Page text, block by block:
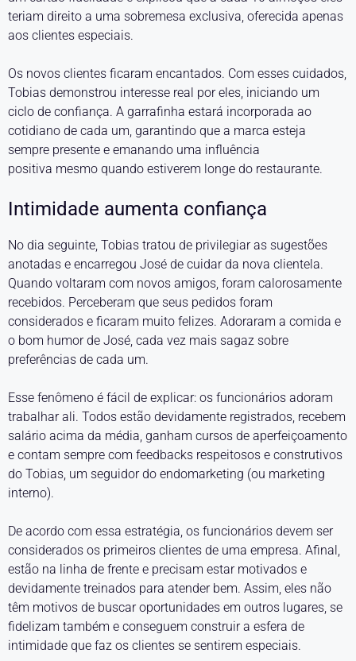
teriam direito a uma sobremesa exclusiva, oferecida apenas
aos clientes especiais.
Os novos clientes ficaram encantados. Com esses cuidados,
Tobias demonstrou interesse real por eles, iniciando um
ciclo de confiança. A garrafinha estará incorporada ao
cotidiano de cada um, garantindo que a marca esteja
sempre presente e emanando uma influência
positiva mesmo quando estiverem longe do restaurante.
Intimidade aumenta confiança
No dia seguinte, Tobias tratou de privilegiar as sugestões
anotadas e encarregou José de cuidar da nova clientela.
Quando voltaram com novos amigos, foram calorosamente
recebidos. Perceberam que seus pedidos foram
considerados e ficaram muito felizes. Adoraram a comida e
o bom humor de José, cada vez mais sagaz sobre
preferências de cada um.
Esse fenômeno é fácil de explicar: os funcionários adoram
trabalhar ali. Todos estão devidamente registrados, recebem
salário acima da média, ganham cursos de aperfeiçoamento
e contam sempre com feedbacks respeitosos e construtivos
do Tobias, um seguidor do endomarketing (ou marketing
interno).
De acordo com essa estratégia, os funcionários devem ser
considerados os primeiros clientes de uma empresa. Afinal,
estão na linha de frente e precisam estar motivados e
devidamente treinados para atender bem. Assim, eles não
têm motivos de buscar oportunidades em outros lugares, se
fidelizam também e conseguem construir a esfera de
intimidade que faz os clientes se sentirem especiais.